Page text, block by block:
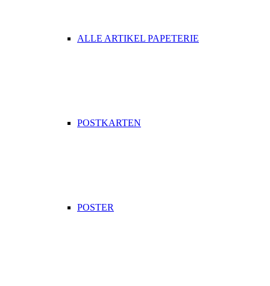
ALLE ARTIKEL PAPETERIE
POSTKARTEN
POSTER